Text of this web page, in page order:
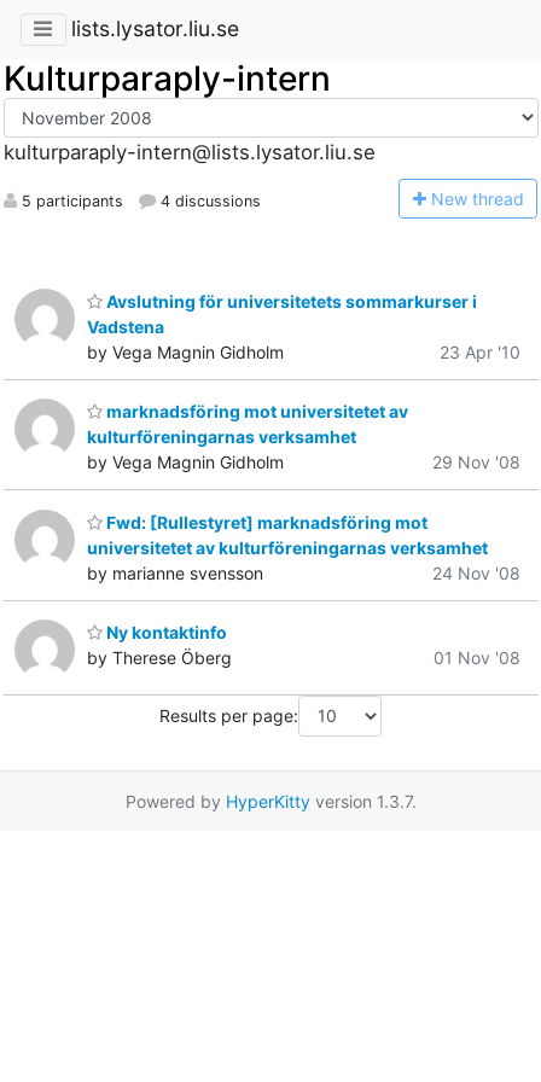
lists.lysator.liu.se
Kulturparaply-intern
kulturparaply-intern@lists.lysator.liu.se
5 participants 4 discussions New thread
Avslutning för universitetets sommarkurser i
Vadstena
by Vega Magnin Gidholm
23 Apr '10
marknadsföring mot universitetet av
kulturföreningarnas verksamhet
by Vega Magnin Gidholm
29 Nov '08
Fwd: [Rullestyret] marknadsföring mot
universitetet av kulturföreningarnas verksamhet
by marianne svensson
24 Nov '08
Ny kontaktinfo
by Therese Öberg
01 Nov '08
Results per page:
Powered by HyperKittyversion 1.3.7.